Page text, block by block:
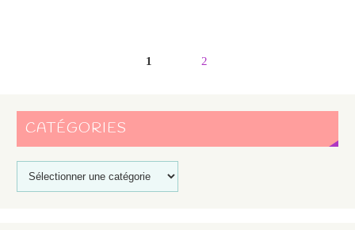
1 2
CATÉGORIES